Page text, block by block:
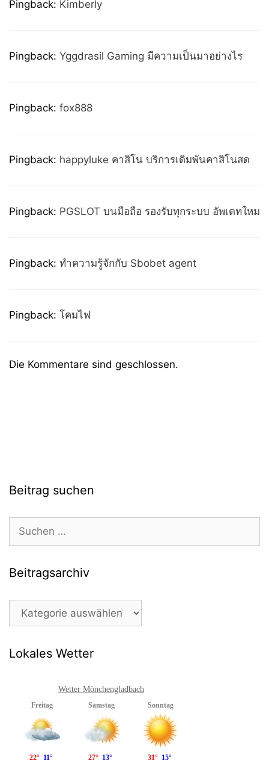
Pingback: Kimberly
Pingback: Yggdrasil Gaming มีความเป็นมาอย่างไร
Pingback: fox888
Pingback: happyluke คาสิโน บริการเดิมพันคาสิโนสด
Pingback: PGSLOT บนมือถือ รองรับทุกระบบ อัพเดทใหม
Pingback: ทำความรู้จักกับ Sbobet agent
Pingback: โคมไฟ
Die Kommentare sind geschlossen.
Beitrag suchen
nach:
Beitragsarchiv
Beitragsarchiv
Lokales Wetter
Wetter Mönchengladbach